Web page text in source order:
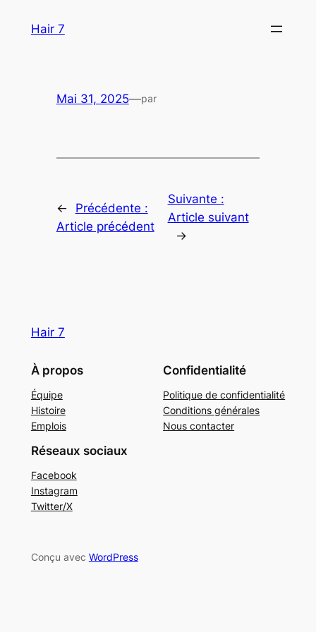
Hair 7
Mai 31, 2025—par
←
Précédente :
Article précédent
Suivante :
Article suivant
→
Hair 7
À propos
Équipe
Histoire
Emplois
Confidentialité
Politique de confidentialité
Conditions générales
Nous contacter
Réseaux sociaux
Facebook
Instagram
Twitter/X
Conçu avec WordPress